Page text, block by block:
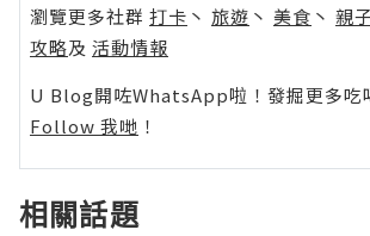
瀏覽更多社群 打卡 丶 旅遊 丶 美食 丶 親
攻略及 活動情報
U Blog開咗WhatsApp啦！發掘更多吃
Follow 我哋 ！
相關話題